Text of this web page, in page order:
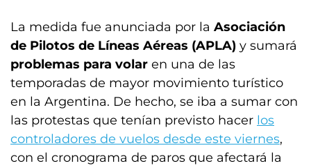
La medida fue anunciada por la Asociación
de Pilotos de Líneas Aéreas (APLA) y sumará
problemas para volar en una de las
temporadas de mayor movimiento turístico
en la Argentina. De hecho, se iba a sumar con
las protestas que tenían previsto hacer los
controladores de vuelos desde este viernes,
con el cronograma de paros que afectará la